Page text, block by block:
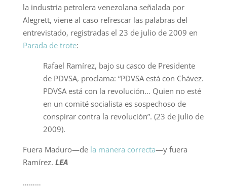
la industria petrolera venezolana señalada por
Alegrett, viene al caso refrescar las palabras del
entrevistado, registradas el 23 de julio de 2009 en
Parada de trote:
Rafael Ramírez, bajo su casco de Presidente
de PDVSA, proclama: “PDVSA está con Chávez.
PDVSA está con la revolución… Quien no esté
en un comité socialista es sospechoso de
conspirar contra la revolución”. (23 de julio de
2009).
Fuera Maduro—de la manera correcta—y fuera
Ramírez. LEA
………